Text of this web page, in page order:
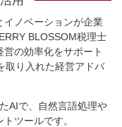
イノベーションが企業
BLOSSOM税理士
の効率化をサポート
取り入れた経営アドバ
AIで、自然言語処理や
ツールです。